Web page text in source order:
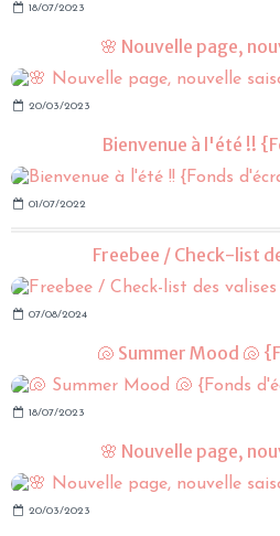
18/07/2023
🌸 Nouvelle page,
20/03/2023
Bienvenue à l'été !!
01/07/2022
Freebee / Check-list
07/08/2024
🐚 Summer Mood 🐚
18/07/2023
🌸 Nouvelle page,
20/03/2023